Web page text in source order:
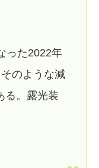
った2022年
のような減
る。露光装